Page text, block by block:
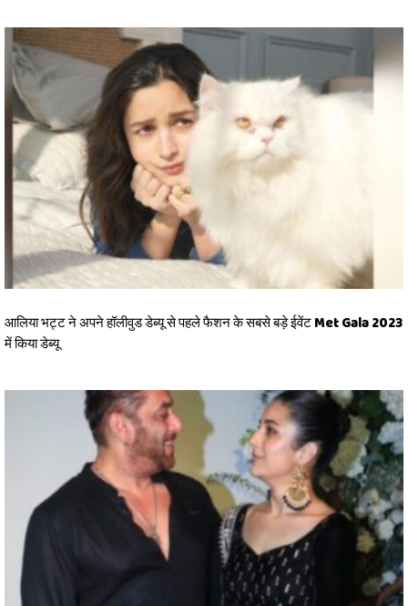
आलिया भट्ट ने अपने हॉलीवुड डेब्यू से पहले फैशन के सबसे बड़े ईवेंट Met Gala 2023
में किया डेब्यू